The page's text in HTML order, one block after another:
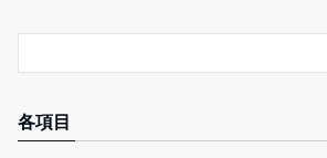
各項目